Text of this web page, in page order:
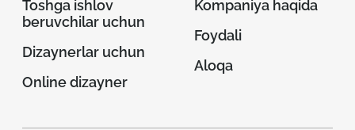
Toshga ishlov
beruvchilar uchun
Dizaynerlar uchun
Online dizayner
Kompaniya haqida
Foydali
Aloqa